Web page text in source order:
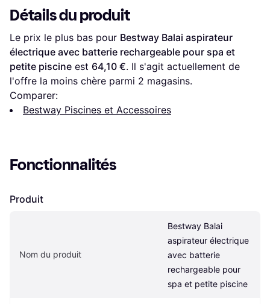
Détails du produit
Le prix le plus bas pour Bestway Balai aspirateur
électrique avec batterie rechargeable pour spa et
petite piscine est 64,10 €. Il s'agit actuellement de
l'offre la moins chère parmi 2 magasins.
Comparer:
Bestway Piscines et Accessoires
Fonctionnalités
Produit
Nom du produit
Bestway Balai
aspirateur électrique
avec batterie
rechargeable pour
spa et petite piscine